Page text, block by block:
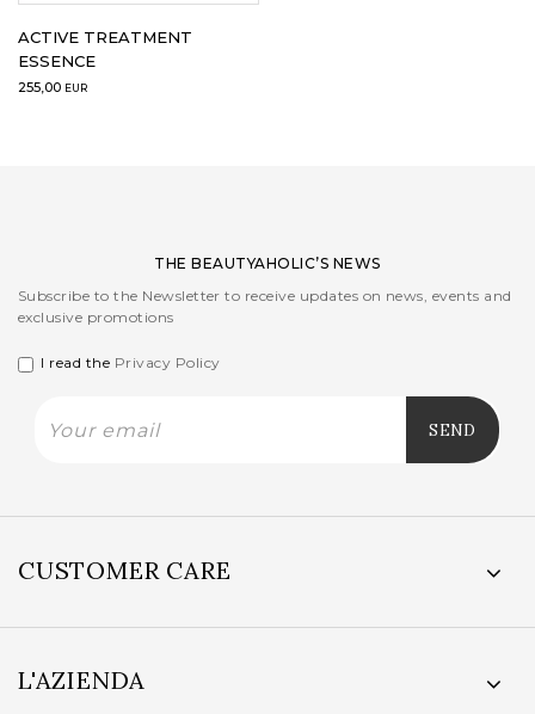
ACTIVE TREATMENT
ESSENCE
255,00 EUR
THE BEAUTYAHOLIC’S NEWS
Subscribe to the Newsletter to receive updates on news, events and
exclusive promotions
I read the Privacy Policy
CUSTOMER CARE
L'AZIENDA